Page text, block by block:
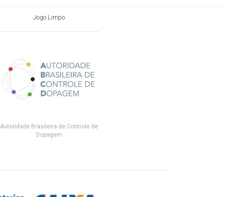
Jogo Limpo
Autoridade Brasileira de Controle de
Dopagem